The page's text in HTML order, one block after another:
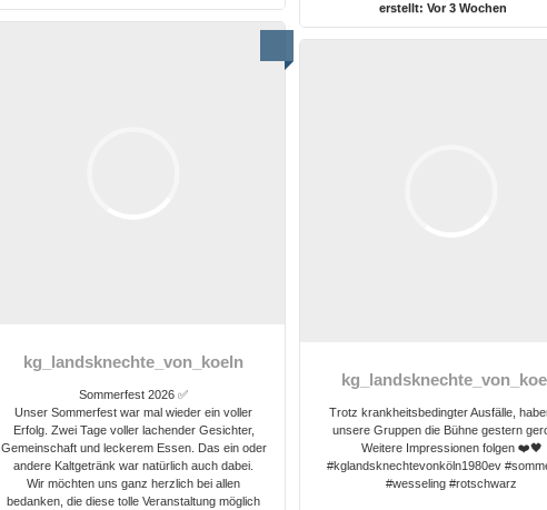
erstellt: Vor 3 Wochen
kg_landsknechte_von_koeln
Sommerfest 2026 ✅
Unser Sommerfest war mal wieder ein voller
Erfolg. Zwei Tage voller lachender Gesichter,
Gemeinschaft und leckerem Essen. Das ein oder
andere Kaltgetränk war natürlich auch dabei.
Wir möchten uns ganz herzlich bei allen
bedanken, die diese tolle Veranstaltung möglich
Trotz krankheitsbedingter Ausfälle,
unsere Gruppen die Bühne gestern
Weitere Impressionen folgen ❤️🖤
#kglandsknechtevonköln1980ev
#wesseling #rotschwarz